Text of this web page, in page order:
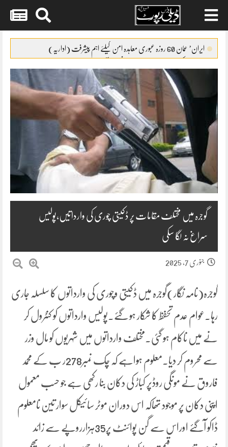
contentایران’ عمان 60 روزہ عبوری معاہدہ امن کیلئے اہم پیشرفت (اداریہ)
پیشرفت کا جائزہ
ایس ایس سی امتحانات 2026ء کا شیڈول جاری
پنشن فنڈز کی سرمایہ کاری سے خزانے کو نقصان پہنچانے کے معاملے کی
انکوائری شروع
گندم آٹے کا بحران تیل سے بھی بڑا ہو چکا ہے
گوجرہ میں مختلف مقامات پر ڈکیتی چوری کی وارداتیں،پولیس
سراغ نہ لگا سکی
جنوری 7, 2025
گوجرہ(نامہ نگار)گوجرہ میں ڈکیتی وچوری کی وارداتوں کا سلسلہ جاری
رہا۔عوام عدم تحفظ کا شکار ہو گئے۔پولیس وارداتوں کو کنٹرول کر
نے میں ناکام ہو گئی۔مختلف وارداتوں میں شہریوں کو مال وزر
سے محروم کر دیا۔معلوم ہواہے کہ چک نمبر278ر ب کے محمد
فاروق نے مونگی روڈپر کباڑ کی دکان بنا رکھی ہے جو حسب معمول
اپنی دکان پر موجود تھاکہ اس دوران موٹر سائیکل سوار تین نامعلوم
ڈاکو آگئے اوراس سے گن پوائنٹ پر35ہزارروپے سے زائد